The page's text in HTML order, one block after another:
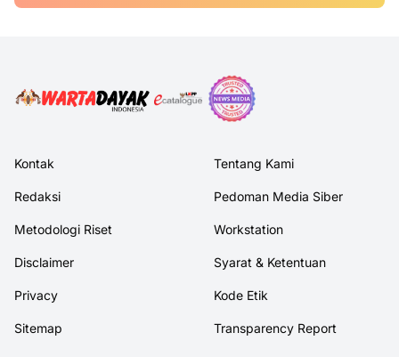
Kontak Tentang Kami
Redaksi Pedoman Media Siber
Metodologi Riset Workstation
Disclaimer Syarat & Ketentuan
Privacy Kode Etik
Sitemap Transparency Report